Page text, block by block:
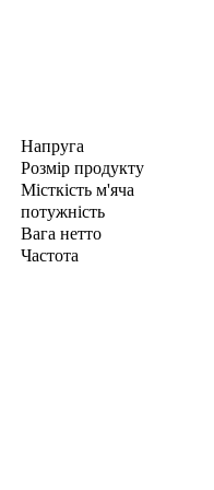
Напруга
Розмір продукту
Місткість м'яча
потужність
Вага нетто
Частота